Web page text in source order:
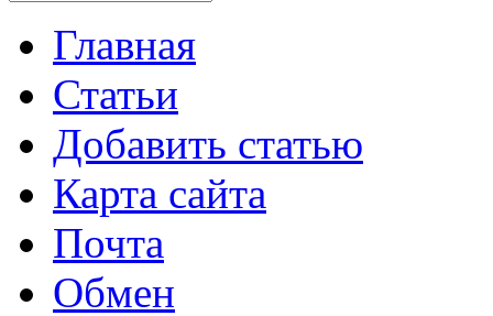
Главная
Статьи
Добавить статью
Карта сайта
Почта
Обмен